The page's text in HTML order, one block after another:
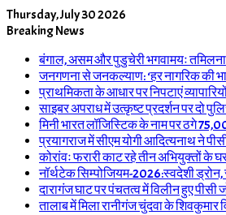
Thursday, July 30 2026
Breaking News
बंगाल, असम और पुडुचेरी भगवामयः
जनगणना से जनकल्याण: ‘हर नागरिक की
प्राथमिकता के आधार पर निपटाएं
साइबर अपराध में उत्कृष्ट प्रदर्शन पर दो
मिनी भारत लॉजिस्टिक के नाम पर ठगे
प्रयागराज में सीएम योगी आदित्यनाथ ने
कोरांवः फरारी काट रहे तीन अभियुक्तों के
नॉर्थटेक सिम्पोजियम-2026:स्वदेशी
दारागंज घाट पर पंचतत्व में विलीन हुए पीसी
तालाब में मिला रानीगंज चुंदवा के शिवकुमार